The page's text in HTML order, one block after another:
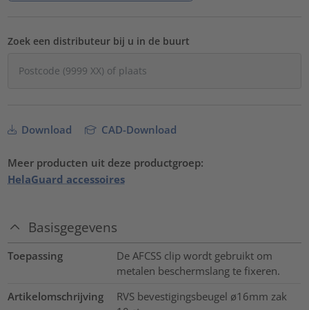
Zoek een distributeur bij u in de buurt
Download CAD-Download
Meer producten uit deze productgroep:
HelaGuard accessoires
Basisgegevens
Toepassing
De AFCSS clip wordt gebruikt om
metalen beschermslang te fixeren.
Artikelomschrijving
RVS bevestigingsbeugel ø16mm zak